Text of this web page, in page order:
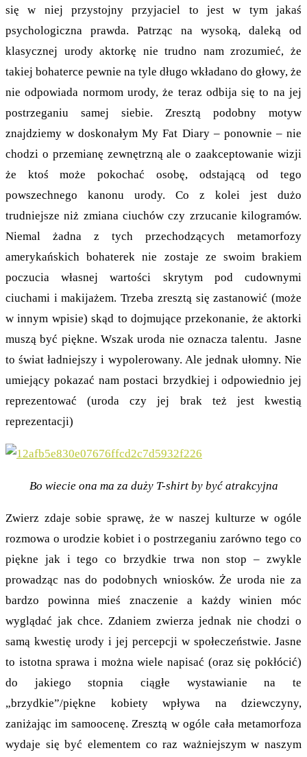
się w niej przystojny przyjaciel to jest w tym jakaś
psychologiczna prawda. Patrząc na wysoką, daleką od
klasycznej urody aktorkę nie trudno nam zrozumieć, że
takiej bohaterce pewnie na tyle długo wkładano do głowy, że
nie odpowiada normom urody, że teraz odbija się to na jej
postrzeganiu samej siebie. Zresztą podobny motyw
znajdziemy w doskonałym My Fat Diary – ponownie – nie
chodzi o przemianę zewnętrzną ale o zaakceptowanie wizji
że ktoś może pokochać osobę, odstającą od tego
powszechnego kanonu urody. Co z kolei jest dużo
trudniejsze niż zmiana ciuchów czy zrzucanie kilogramów.
Niemal żadna z tych przechodzących metamorfozy
amerykańskich bohaterek nie zostaje ze swoim brakiem
poczucia własnej wartości skrytym pod cudownymi
ciuchami i makijażem. Trzeba zresztą się zastanowić (może
w innym wpisie) skąd to dojmujące przekonanie, że aktorki
muszą być piękne. Wszak uroda nie oznacza talentu. Jasne
to świat ładniejszy i wypolerowany. Ale jednak ułomny. Nie
umiejący pokazać nam postaci brzydkiej i odpowiednio jej
reprezentować (uroda czy jej brak też jest kwestią
reprezentacji)
Bo wiecie ona ma za duży T-shirt by być atrakcyjna
Zwierz zdaje sobie sprawę, że w naszej kulturze w ogóle
rozmowa o urodzie kobiet i o postrzeganiu zarówno tego co
piękne jak i tego co brzydkie trwa non stop – zwykle
prowadząc nas do podobnych wniosków. Że uroda nie za
bardzo powinna mieś znaczenie a każdy winien móc
wyglądać jak chce. Zdaniem zwierza jednak nie chodzi o
samą kwestię urody i jej percepcji w społeczeństwie. Jasne
to istotna sprawa i można wiele napisać (oraz się pokłócić)
do jakiego stopnia ciągłe wystawianie na te
„brzydkie”/piękne kobiety wpływa na dziewczyny,
zaniżając im samoocenę. Zresztą w ogóle cała metamorfoza
wydaje się być elementem co raz ważniejszym w naszym